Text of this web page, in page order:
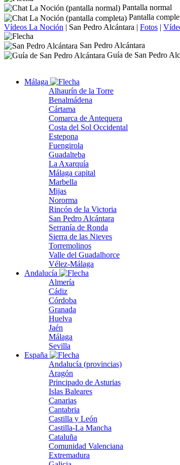
Pantalla normal
Pantalla
Vídeos La Noción | San Pedro Alcántara | Fotos |
San Pedro Alcántara
Guía de San Pedro
Málaga
Alhaurín de la Torre
Benalmádena
Cártama
Comarca de Antequera
Costa del Sol Occidental
Estepona
Fuengirola
Guadalteba
La Axarquía
Málaga capital
Marbella
Mijas
Nororma
Rincón de la Victoria
San Pedro Alcántara
Serranía de Ronda
Sierra de las Nieves
Torremolinos
Valle del Guadalhorce
Vélez-Málaga
Andalucía
Almería
Cádiz
Córdoba
Granada
Huelva
Jaén
Málaga
Sevilla
España
Andalucía (provincias)
Aragón
Principado de Asturias
Islas Baleares
Canarias
Cantabria
Castilla y León
Castilla-La Mancha
Cataluña
Comunidad Valenciana
Extremadura